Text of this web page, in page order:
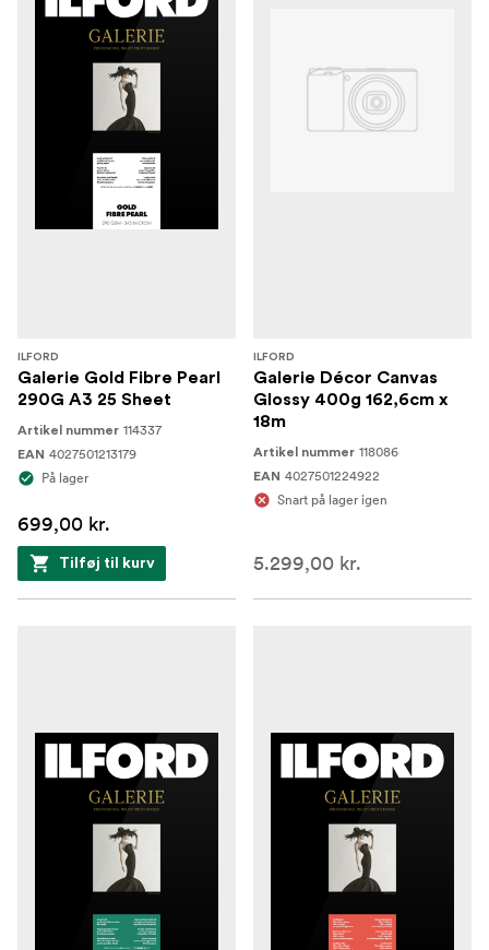
ILFORD
Galerie Gold Fibre Pearl
290G A3 25 Sheet
Artikel nummer 114337
EAN 4027501213179
På lager
699,00 kr.
Tilføj til kurv
ILFORD
Galerie Décor Canvas
Glossy 400g 162,6cm x
18m
Artikel nummer 118086
EAN 4027501224922
Snart på lager igen
5.299,00 kr.